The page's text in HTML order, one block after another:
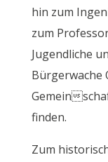
hin zum
zum
Jugendliche
Gemein
finden.
Zum